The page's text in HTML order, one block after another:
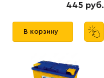
445 руб.
В корзину